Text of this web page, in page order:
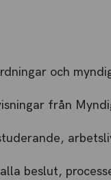
och
från
beslut,